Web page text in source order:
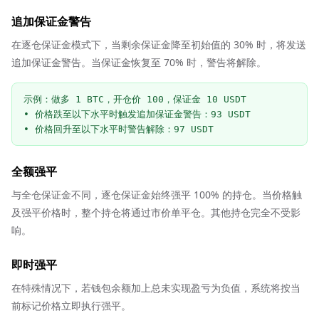
追加保证金警告
在逐仓保证金模式下，当剩余保证金降至初始值的 30% 时，将发送
追加保证金警告。当保证金恢复至 70% 时，警告将解除。
示例：做多 1 BTC，开仓价 100，保证金 10 USDT
• 价格跌至以下水平时触发追加保证金警告：93 USDT
• 价格回升至以下水平时警告解除：97 USDT
全额强平
与全仓保证金不同，逐仓保证金始终强平 100% 的持仓。当价格触
及强平价格时，整个持仓将通过市价单平仓。其他持仓完全不受影
响。
即时强平
在特殊情况下，若钱包余额加上总未实现盈亏为负值，系统将按当
前标记价格立即执行强平。